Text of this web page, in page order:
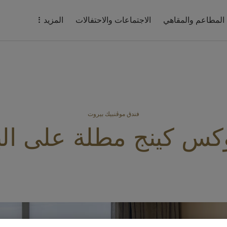
المطاعم والمقاهي الاجتماعات والاحتفالات المزيد
فندق موڤنبيك بيروت
كينج مطلة على